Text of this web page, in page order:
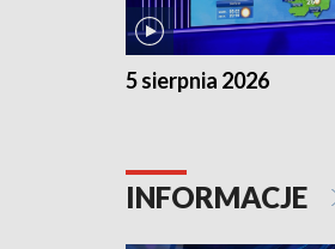
5 sierpnia 2026
INFORMACJE